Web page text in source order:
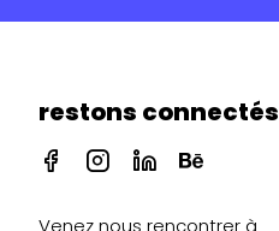
restons connectés
I
c
I
c
I
c
I
Venez nous rencontrer à